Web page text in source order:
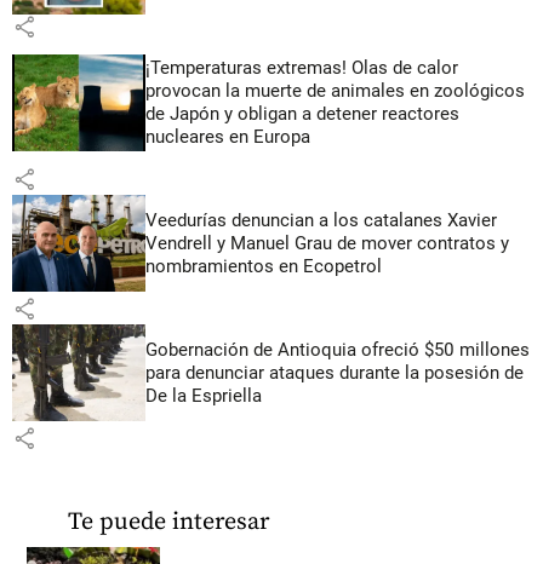
share
¡Temperaturas extremas! Olas de calor
provocan la muerte de animales en zoológicos
de Japón y obligan a detener reactores
nucleares en Europa
share
Veedurías denuncian a los catalanes Xavier
Vendrell y Manuel Grau de mover contratos y
nombramientos en Ecopetrol
share
Gobernación de Antioquia ofreció $50 millones
para denunciar ataques durante la posesión de
De la Espriella
share
Te puede interesar